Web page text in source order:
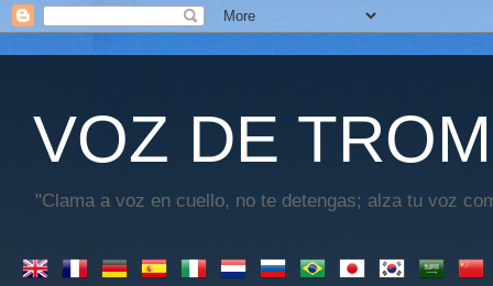
VOZ DE
"Clama a voz en cuello, no te detengas; alza tu voz